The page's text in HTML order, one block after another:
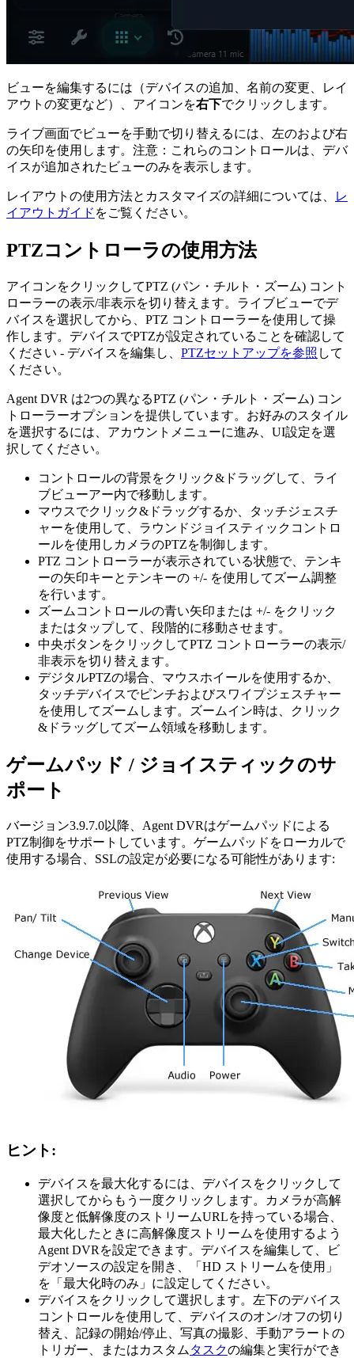
ビューを編集するには（デバイスの追加、名前の変更、レイ
アウトの変更など）、 アイコンを右下でクリックします。
ライブ画面でビューを手動で切り替えるには、左のおよび右
の矢印を使用します。注意：これらのコントロールは、デバ
イスが追加されたビューのみを表示します。
レイアウトの使用方法とカスタマイズの詳細については、
レ
イアウトガイド をご覧ください。
PTZコントローラの使用方法
アイコンをクリックしてPTZ (パン・チルト・ズーム) コント
ローラーの表示/非表示を切り替えます。ライブビューでデ
バイスを選択してから、PTZ コントローラーを使用して操
作します。デバイスでPTZが設定されていることを確認して
ください - デバイスを編集し、 PTZセットアップを参照 して
ください。
Agent DVR は2つの異なるPTZ (パン・チルト・ズーム) コン
トローラーオプションを提供しています。お好みのスタイル
を選択するには、アカウントメニューに進み、UI設定を選
択してください。
コントロールの背景をクリック&ドラッグして、ライ
ブビューアー内で移動します。
マウスでクリック&ドラッグするか、タッチジェスチ
ャーを使用して、ラウンドジョイスティックコントロ
ールを使用しカメラのPTZを制御します。
PTZ コントローラーが表示されている状態で、テンキ
ーの矢印キーとテンキーの +/- を使用してズーム調整
を行います。
ズームコントロールの青い矢印または +/- をクリック
またはタップして、段階的に移動させます。
中央ボタンをクリックしてPTZ コントローラーの表示/
非表示を切り替えます。
デジタルPTZの場合、マウスホイールを使用するか、
タッチデバイスでピンチおよびスワイプジェスチャー
を使用してズームします。ズームイン時は、クリック
&ドラッグしてズーム領域を移動します。
ゲームパッド / ジョイスティックのサ
ポート
バージョン3.9.7.0以降、Agent DVRはゲームパッドによる
PTZ制御をサポートしています。ゲームパッドをローカルで
使用する場合、SSLの設定が必要になる可能性があります:
ヒント:
デバイスを最大化するには、デバイスをクリックして
選択してからもう一度クリックします。カメラが高解
像度と低解像度のストリームURLを持っている場合、
最大化したときに高解像度ストリームを使用するよう
Agent DVRを設定できます。デバイスを編集して、ビ
デオソースの設定を開き、「HD ストリームを使用」
を「最大化時のみ」に設定してください。
デバイスをクリックして選択します。左下のデバイス
コントロールを使用して、デバイスのオン/オフの切り
替え、記録の開始/停止、写真の撮影、手動アラートの
トリガー、またはカスタム タスクの編集と実行ができ